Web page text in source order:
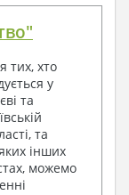
тих, хто
у
та
та
інших
можемо